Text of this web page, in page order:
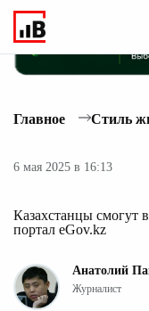
Главное Стиль
6 мая 2025 в 16:13
Казахстанцы смогут
портал eGov.kz
Анатолий
Журналист